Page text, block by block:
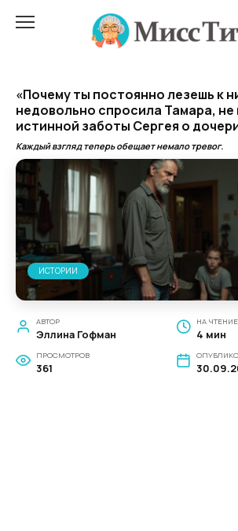
«Почему ты постоянно лезешь к
недовольно спросила Тамара, не
истинной заботы Сергея о
Каждый взгляд теперь обещает немало тревог.
ИСТОРИИ
АВТОР
Эллина Гофман
НА ЧТЕНИЕ
4 мин
ПРОСМОТРОВ
361